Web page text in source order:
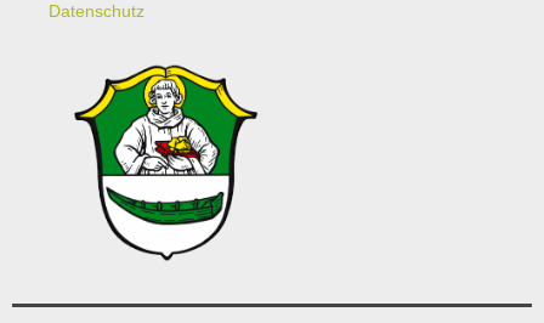
Datenschutz